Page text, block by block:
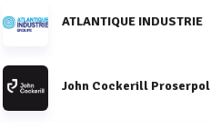
ATLANTIQUE INDUSTRIE
John Cockerill Proserpol